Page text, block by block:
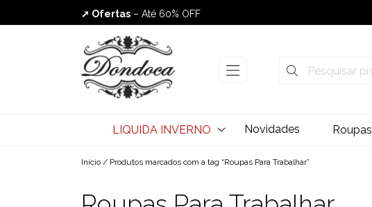
➚ Ofertas – Até 60% OFF
Envio Rápido
LIQUIDA INVERNO Novidades Roupas
Início / Produtos marcados com a tag “Roupas Para Trabalhar”